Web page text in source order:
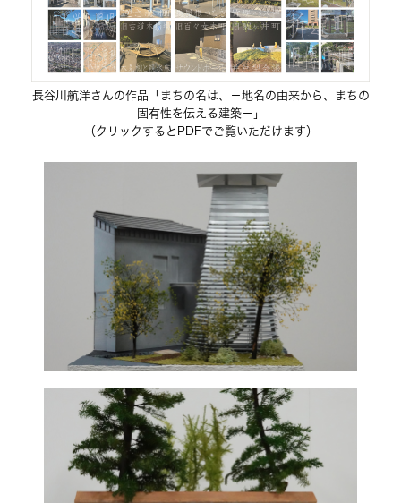
長谷川航洋さんの作品「まちの名は、－地名の由来から、まちの
固有性を伝える建築－」
（クリックするとPDFでご覧いただけます）